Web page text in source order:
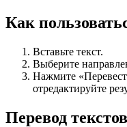
Как
Вставьте текст.
Выберите
Нажмите
отредактируйте
Перевод